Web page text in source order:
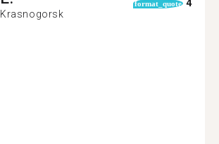
Krasnogorsk
format_quote 4